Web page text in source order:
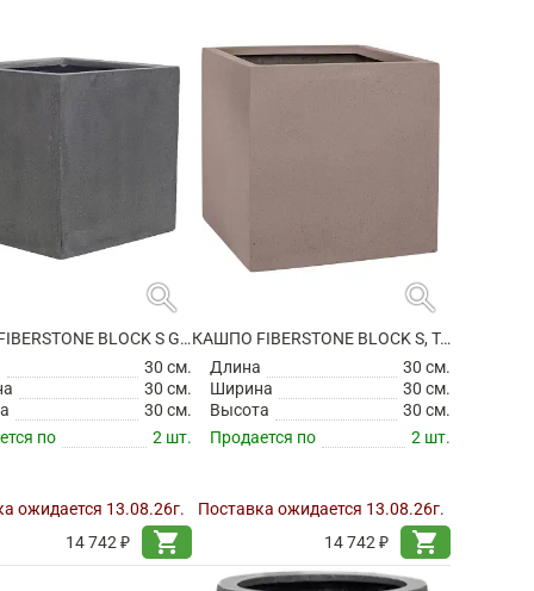
search
КАШПО FIBERSTONE BLOCK S GREY
30 см.
30 см.
30 см.
по
2 шт.
ожидается 13.08.26г.
14 742 ₽
shopping_cart
search
КАШПО FIBERSTONE BLOCK S, TAUPE
Длина
30 см.
Ширина
30 см.
Высота
30 см.
Продается по
2 шт.
Поставка ожидается 13.08.26г.
14 742 ₽
shopping_cart